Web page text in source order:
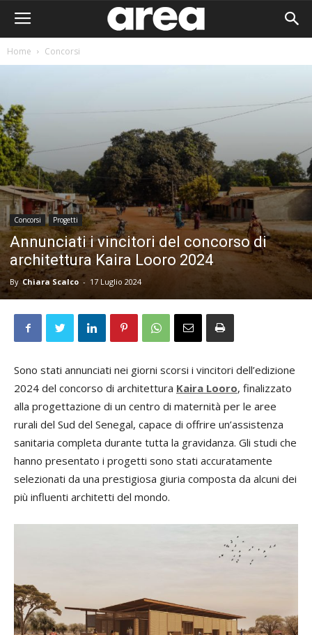
Area
Home Concorsi
Concorsi Progetti
Annunciati i vincitori del concorso di
architettura Kaira Looro 2024
By Chiara Scalco - 17 Luglio 2024
Sono stati annunciati nei giorni scorsi i vincitori dell’edizione
2024 del concorso di architettura Kaira Looro, finalizzato
alla progettazione di un centro di maternità per le aree
rurali del Sud del Senegal, capace di offrire un’assistenza
sanitaria completa durante tutta la gravidanza. Gli studi che
hanno presentato i progetti sono stati accuratamente
selezionati da una prestigiosa giuria composta da alcuni dei
più influenti architetti del mondo.